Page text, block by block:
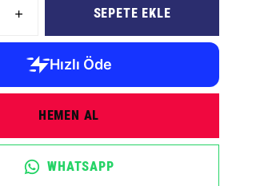
SEPETE EKLE
HEMEN AL
WHATSAPP